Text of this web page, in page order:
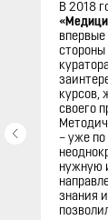
В 2018
стороны
курсов,
своего
– уже по
нужную
знания